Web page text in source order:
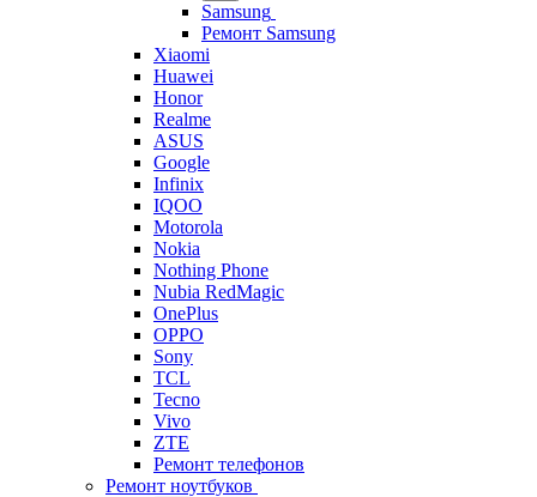
Samsung
Ремонт Samsung
Xiaomi
Huawei
Honor
Realme
ASUS
Google
Infinix
IQOO
Motorola
Nokia
Nothing Phone
Nubia RedMagic
OnePlus
OPPO
Sony
TCL
Tecno
Vivo
ZTE
Ремонт телефонов
Ремонт ноутбуков